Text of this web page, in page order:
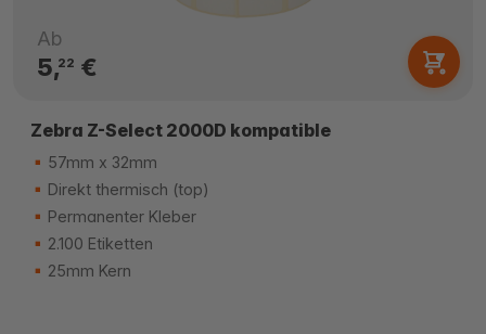
Ab
5,22 €
Zebra Z-Select 2000D kompatible
57mm x 32mm
Direkt thermisch (top)
Permanenter Kleber
2.100 Etiketten
25mm Kern